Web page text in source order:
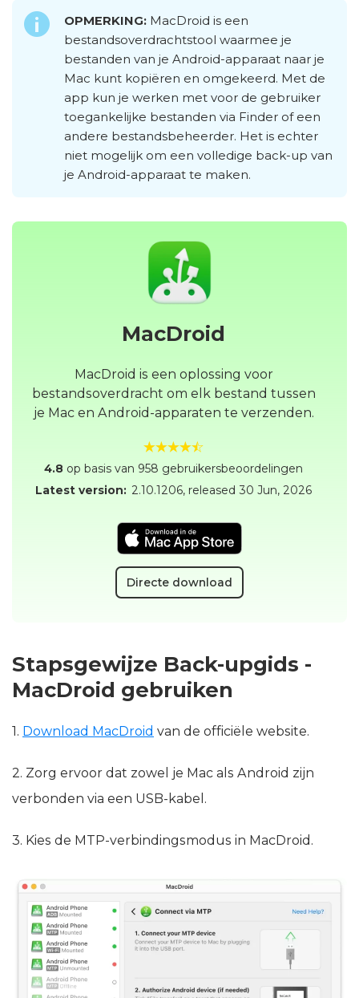
OPMERKING: MacDroid is een
bestandsoverdrachtstool waarmee je
bestanden van je Android-apparaat naar je
Mac kunt kopiëren en omgekeerd. Met de
app kun je werken met voor de gebruiker
toegankelijke bestanden via Finder of een
andere bestandsbeheerder. Het is echter
niet mogelijk om een volledige back-up van
je Android-apparaat te maken.
MacDroid
MacDroid is een oplossing voor
bestandsoverdracht om elk bestand tussen
je Mac en Android-apparaten te verzenden.
4.8 op basis van 958 gebruikersbeoordelingen
Latest version: 2.10.1206, released 30 Jun, 2026
Directe download
Stapsgewijze Back-upgids -
MacDroid gebruiken
1. Download MacDroid van de officiële website.
2. Zorg ervoor dat zowel je Mac als Android zijn
verbonden via een USB-kabel.
3. Kies de MTP-verbindingsmodus in MacDroid.